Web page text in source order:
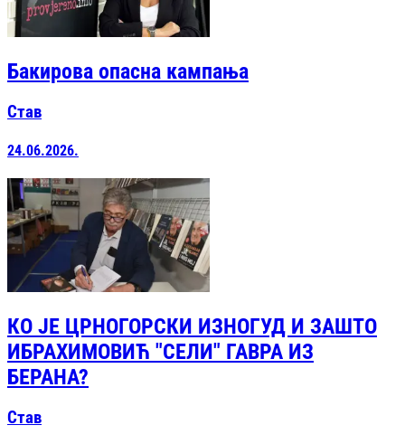
Бакирова опасна кампања
Став
24.06.2026.
КО ЈЕ ЦРНОГОРСКИ ИЗНОГУД И ЗАШТО
ИБРАХИМОВИЋ "СЕЛИ" ГАВРА ИЗ
БЕРАНА?
Став